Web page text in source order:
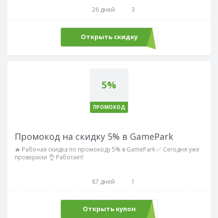
26 дней 3
Открыть скидку
5%
ПРОМОКОД
Промокод на скидку 5% в GamePark
🔥 Рабочая скидка по промокоду 5% в GamePark ✅ Сегодня уже
проверили 👌 Работает!
87 дней 1
Открыть купонGAMEPARK